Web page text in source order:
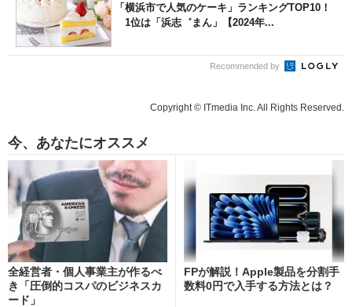
「横浜市で人気のケーキ」ランキングTOP10！
1位は「浜志゛まん」【2024年...
Recommended by
Copyright © ITmedia Inc. All Rights Reserved.
今、あなたにオススメ
全経営者・個人事業主が作るべ
き「圧倒的コスパのビジネスカ
ード」
FPが解説！Apple製品を分割手
数料0円で入手する方法とは？